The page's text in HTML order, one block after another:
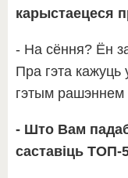
карыстаецеся
- На сёння? Ён
Пра гэта кажуць
гэтым рашэннем
- Што Вам
саставіць